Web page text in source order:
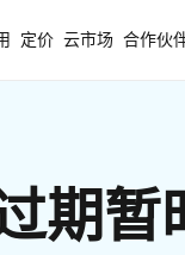
定价 云市场 合作伙
期暂